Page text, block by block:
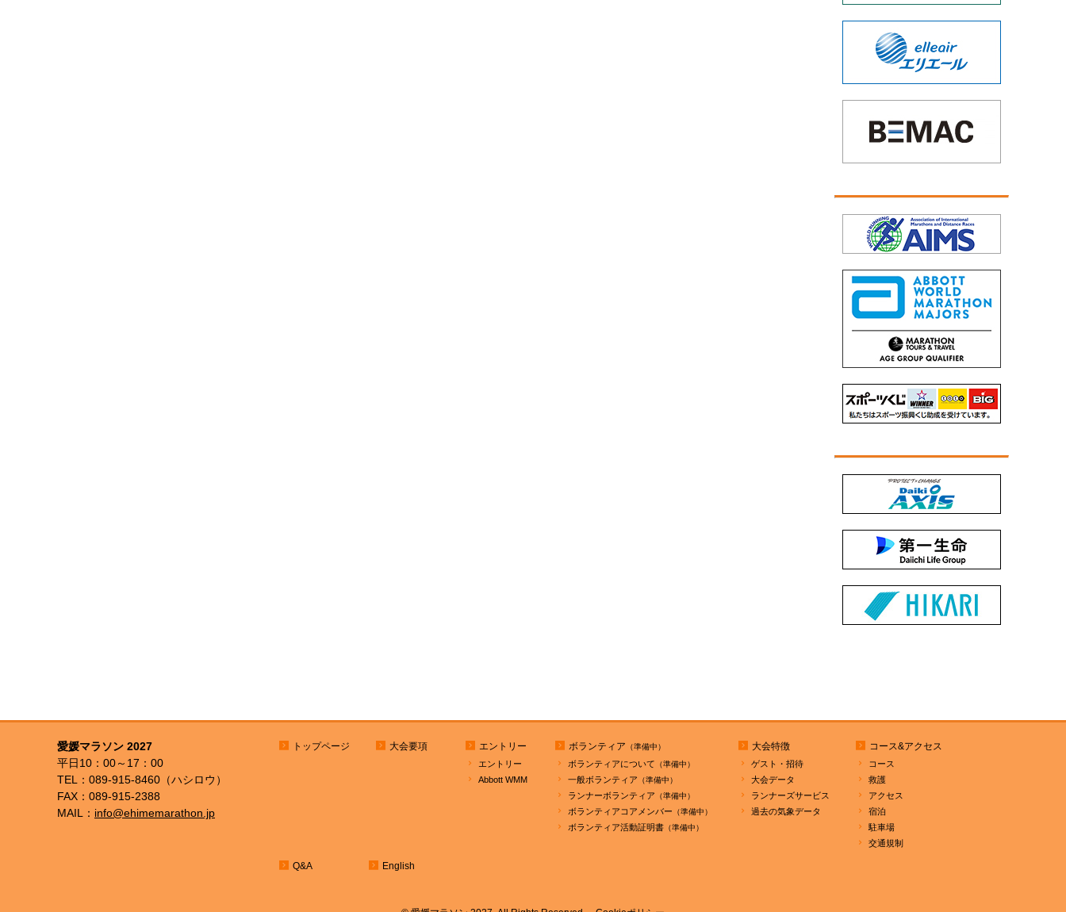
愛媛マラソン 2027
平日10：00～17：00
TEL：089-915-8460（ハシロウ）
FAX：089-915-2388
MAIL： info@ehimemarathon.jp
トップページ 大会要項 エントリー
エントリー
Abbott WMM
ボランティア
ボランティアについて
一般ボランティア
ランナーボランティア
ボランティアコアメンバー
ボランティア活動証明書
大会特徴
ゲスト・招待
大会データ
ランナーズサービス
過去の気象データ
コース&アクセス
コース
救護
アクセス
宿泊
駐車場
交通規制
Q&A English